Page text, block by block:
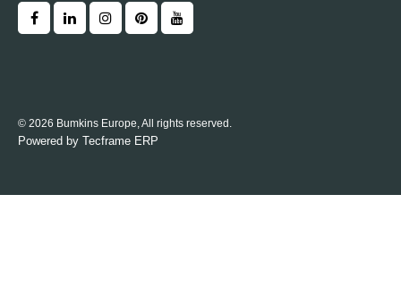
© 2026 Bumkins Europe, All rights reserved.
Powered by Tecframe ERP